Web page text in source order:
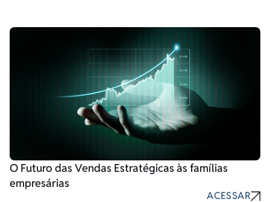
O Futuro das Vendas Estratégicas às famílias
empresárias
ACESSAR